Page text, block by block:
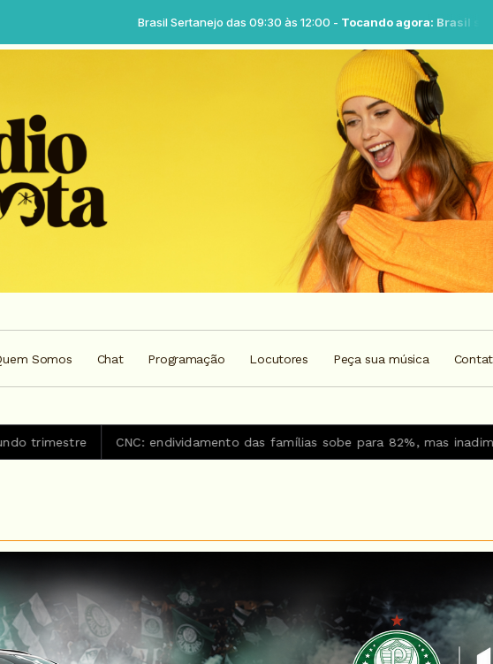
Brasil Sertanejo das 09:30 às 12:00 -Tocando agora: Brasil sertanejo - Parte 6
Somos Chat Programação Locutores Peça sua música
endividamento das famílias sobe para 82%, mas inadimplência cai Pix